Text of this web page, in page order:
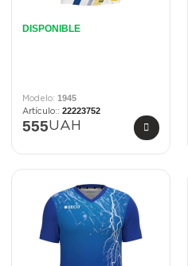
DISPONIBLE
1945
22223752
555UAH